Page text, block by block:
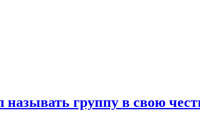
называть группу в свою